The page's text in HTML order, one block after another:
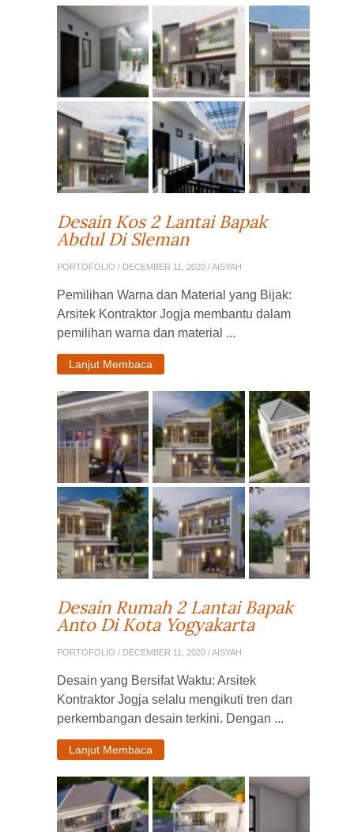
Desain Kos 2 Lantai Bapak
Abdul Di Sleman
PORTOFOLIO / DECEMBER 11, 2020 / AISYAH
Pemilihan Warna dan Material yang Bijak:
Arsitek Kontraktor Jogja membantu dalam
pemilihan warna dan material ...
Lanjut Membaca
Desain Rumah 2 Lantai Bapak
Anto Di Kota Yogyakarta
PORTOFOLIO / DECEMBER 11, 2020 / AISYAH
Desain yang Bersifat Waktu: Arsitek
Kontraktor Jogja selalu mengikuti tren dan
perkembangan desain terkini. Dengan ...
Lanjut Membaca